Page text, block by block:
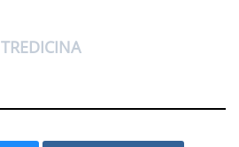
TREDICINA